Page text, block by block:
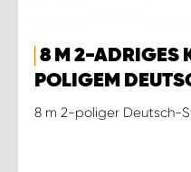
8 M 2-ADRIGES
POLIGEM
8 m 2-poliger Deutsch-